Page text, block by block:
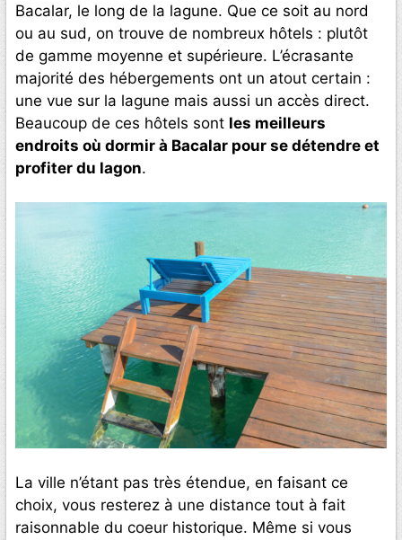
Bacalar, le long de la lagune. Que ce soit au nord
ou au sud, on trouve de nombreux hôtels : plutôt
de gamme moyenne et supérieure. L’écrasante
majorité des hébergements ont un atout certain :
une vue sur la lagune mais aussi un accès direct.
Beaucoup de ces hôtels sont les meilleurs
endroits où dormir à Bacalar pour se détendre et
profiter du lagon.
La ville n’étant pas très étendue, en faisant ce
choix, vous resterez à une distance tout à fait
raisonnable du coeur historique. Même si vous